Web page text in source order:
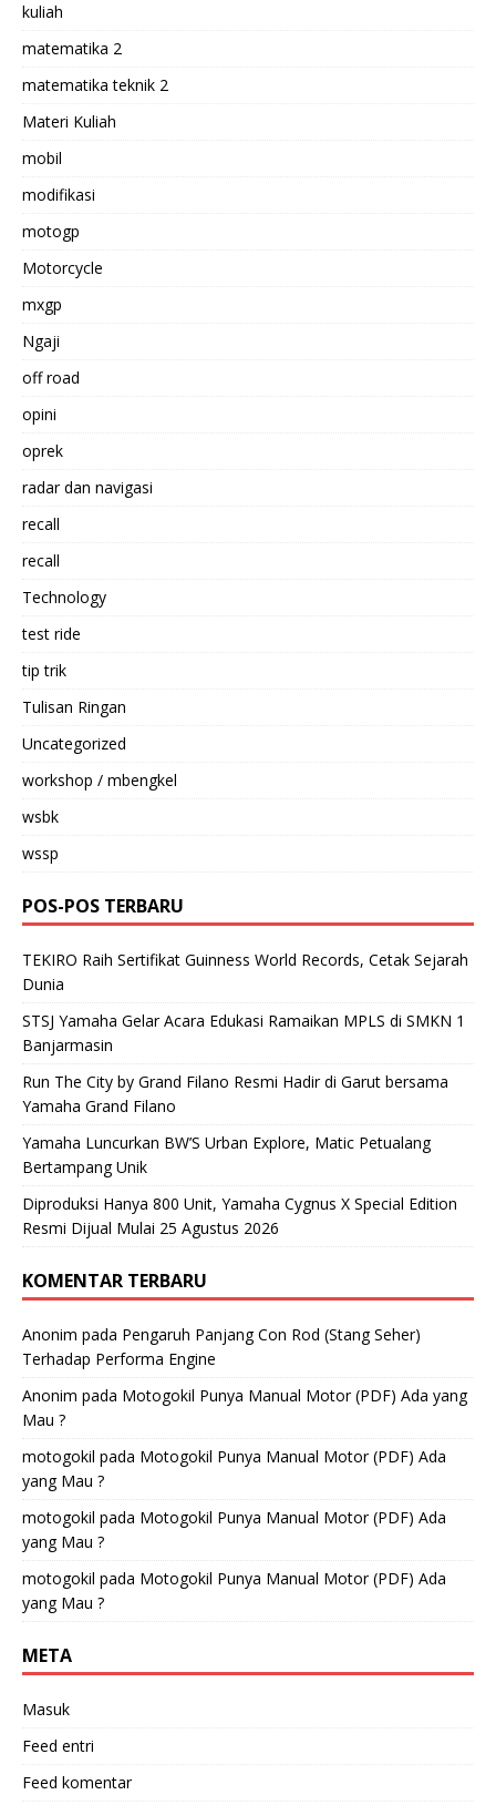
kuliah
matematika 2
matematika teknik 2
Materi Kuliah
mobil
modifikasi
motogp
Motorcycle
mxgp
Ngaji
off road
opini
oprek
radar dan navigasi
recall
recall
Technology
test ride
tip trik
Tulisan Ringan
Uncategorized
workshop / mbengkel
wsbk
wssp
POS-POS TERBARU
TEKIRO Raih Sertifikat Guinness World Records, Cetak Sejarah
Dunia
STSJ Yamaha Gelar Acara Edukasi Ramaikan MPLS di SMKN 1
Banjarmasin
Run The City by Grand Filano Resmi Hadir di Garut bersama
Yamaha Grand Filano
Yamaha Luncurkan BW’S Urban Explore, Matic Petualang
Bertampang Unik
Diproduksi Hanya 800 Unit, Yamaha Cygnus X Special Edition
Resmi Dijual Mulai 25 Agustus 2026
KOMENTAR TERBARU
Anonim pada Pengaruh Panjang Con Rod (Stang Seher)
Terhadap Performa Engine
Anonim pada Motogokil Punya Manual Motor (PDF) Ada yang
Mau ?
motogokil pada Motogokil Punya Manual Motor (PDF) Ada
yang Mau ?
motogokil pada Motogokil Punya Manual Motor (PDF) Ada
yang Mau ?
motogokil pada Motogokil Punya Manual Motor (PDF) Ada
yang Mau ?
META
Masuk
Feed entri
Feed komentar